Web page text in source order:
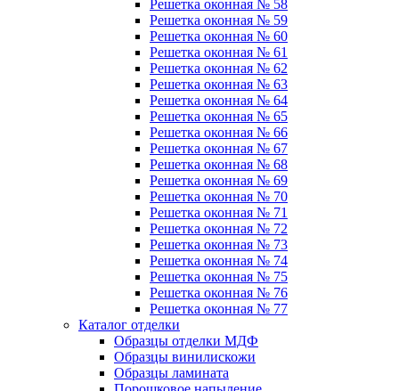
Решетка оконная № 58
Решетка оконная № 59
Решетка оконная № 60
Решетка оконная № 61
Решетка оконная № 62
Решетка оконная № 63
Решетка оконная № 64
Решетка оконная № 65
Решетка оконная № 66
Решетка оконная № 67
Решетка оконная № 68
Решетка оконная № 69
Решетка оконная № 70
Решетка оконная № 71
Решетка оконная № 72
Решетка оконная № 73
Решетка оконная № 74
Решетка оконная № 75
Решетка оконная № 76
Решетка оконная № 77
Каталог отделки
Образцы отделки МДФ
Образцы винилискожи
Образцы ламината